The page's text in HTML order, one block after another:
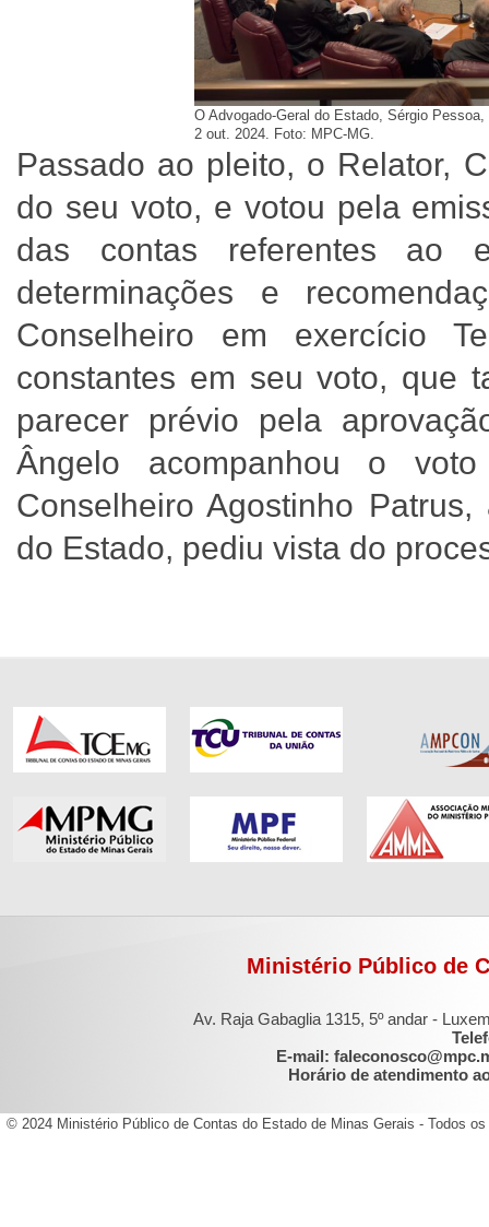
O Advogado-Geral do Estado, Sérgio
2 out. 2024. Foto: MPC-MG.
Passado ao pleito, o Relator,
do seu voto, e votou pela
das contas referentes ao
determinações e
Conselheiro em exercício
constantes em seu voto, que
parecer prévio pela
Ângelo acompanhou o
Conselheiro Agostinho
do Estado, pediu vista do
Ministério Público de
Av. Raja Gabaglia 1315, 5º andar -
E-mail:
Horário de atendimento
© 2024 Ministério Público de Contas do Estado de Minas Gerais - Todos